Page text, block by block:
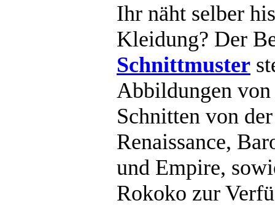
Ihr näht selber
Kleidung? Der
Schnittmuster
Abbildungen
Schnitten von
Renaissance,
und Empire,
Rokoko zur